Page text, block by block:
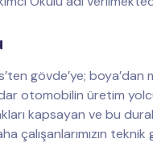
gövde’ye; boya’dan
otomobilin üretim
kapsayan ve bu
çalışanlarımızın teknik